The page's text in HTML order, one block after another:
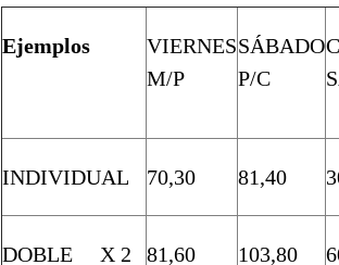
Ejemplos
VIERNES
M/P
SÁBADO
P/C
INDIVIDUAL 70,30 81,40
DOBLE X 2 81,60 103,80